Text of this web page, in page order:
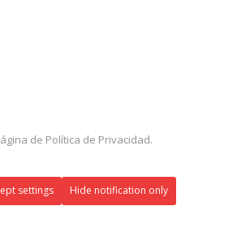
de Política de Privacidad.
settings Hide notification only